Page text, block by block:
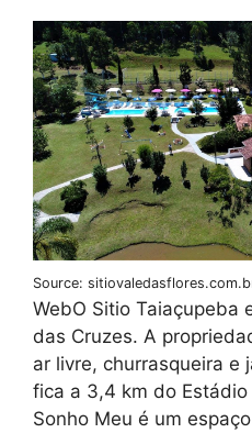
Source:
WebO Sitio Taiaçupeba
das Cruzes. A
ar livre, churrasqueira e
fica a 3,4 km do
Sonho Meu é um